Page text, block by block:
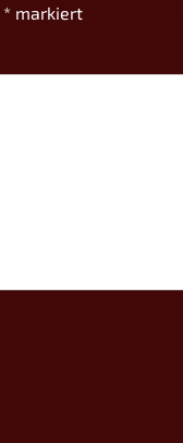
* markiert